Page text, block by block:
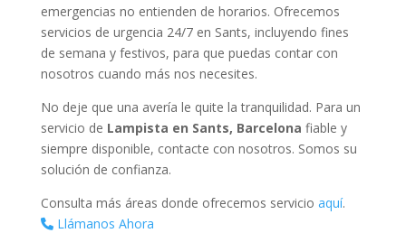
emergencias no entienden de horarios. Ofrecemos
servicios de urgencia 24/7 en Sants, incluyendo fines
de semana y festivos, para que puedas contar con
nosotros cuando más nos necesites.
No deje que una avería le quite la tranquilidad. Para un
servicio de Lampista en Sants, Barcelona fiable y
siempre disponible, contacte con nosotros. Somos su
solución de confianza.
Consulta más áreas donde ofrecemos servicio aquí.
Llámanos Ahora